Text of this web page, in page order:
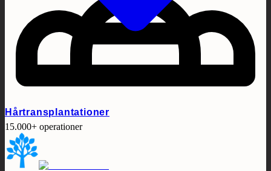
Hårtransplantationer
15.000+ operationer